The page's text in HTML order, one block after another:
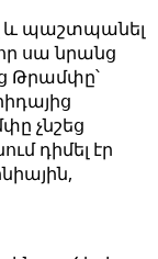
և պաշտպանել
սա նրանց
Թրամփը՝
չնշեց
դիմել էր